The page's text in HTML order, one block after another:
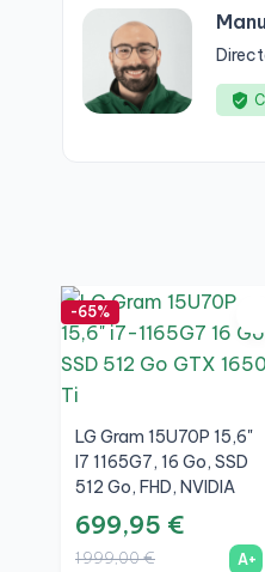
-65%
LG Gram 15U70P 15,6"
I7 1165G7, 16 Go, SSD
512 Go, FHD, NVIDIA
GTX 1650 Ti 4 Go,
Argent, A+
699,95 €
1 999,00 € A+